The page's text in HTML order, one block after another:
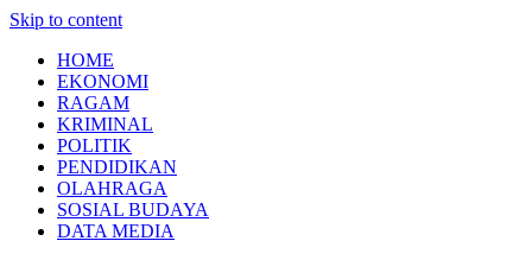
Skip to content
HOME
EKONOMI
RAGAM
KRIMINAL
POLITIK
PENDIDIKAN
OLAHRAGA
SOSIAL BUDAYA
DATA MEDIA